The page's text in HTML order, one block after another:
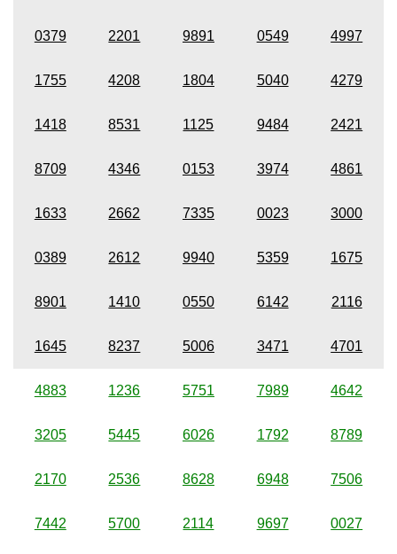
0379 2201 9891 0549 4997
1755 4208 1804 5040 4279
1418 8531 1125 9484 2421
8709 4346 0153 3974 4861
1633 2662 7335 0023 3000
0389 2612 9940 5359 1675
8901 1410 0550 6142 2116
1645 8237 5006 3471 4701
4883 1236 5751 7989 4642
3205 5445 6026 1792 8789
2170 2536 8628 6948 7506
7442 5700 2114 9697 0027